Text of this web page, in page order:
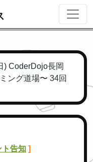
) CoderDojo長岡
ング道場〜 34回
ト告知 ]